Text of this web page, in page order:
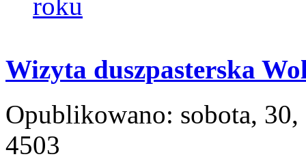
Wizyta duszpasterska
Opublikowano: sobota,
4503